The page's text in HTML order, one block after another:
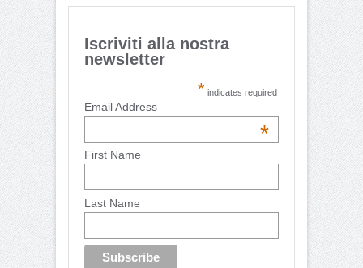
Iscriviti alla nostra
newsletter
* indicates required
Email Address
*
First Name
Last Name